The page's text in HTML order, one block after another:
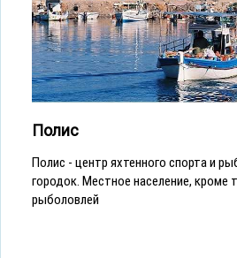
Полис
Полис - центр яхтенного спорта и
городок. Местное население, кроме
рыболовлей